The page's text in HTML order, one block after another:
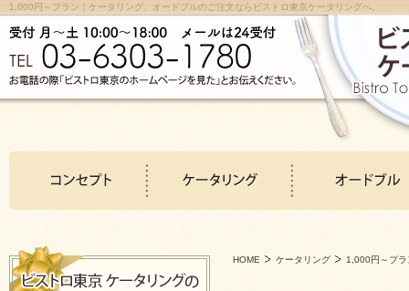
1,000円～プラン｜ケータリング、オードブルのご注文ならビストロ東京ケータリングへ。
HOME ケータリング 1,000円～プラ